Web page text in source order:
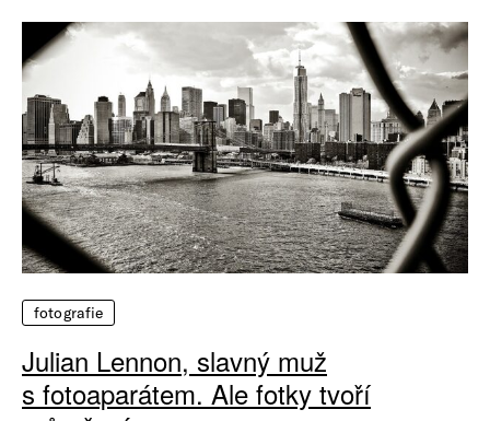
fotografie
Julian Lennon, slavný muž
s fotoaparátem. Ale fotky tvoří